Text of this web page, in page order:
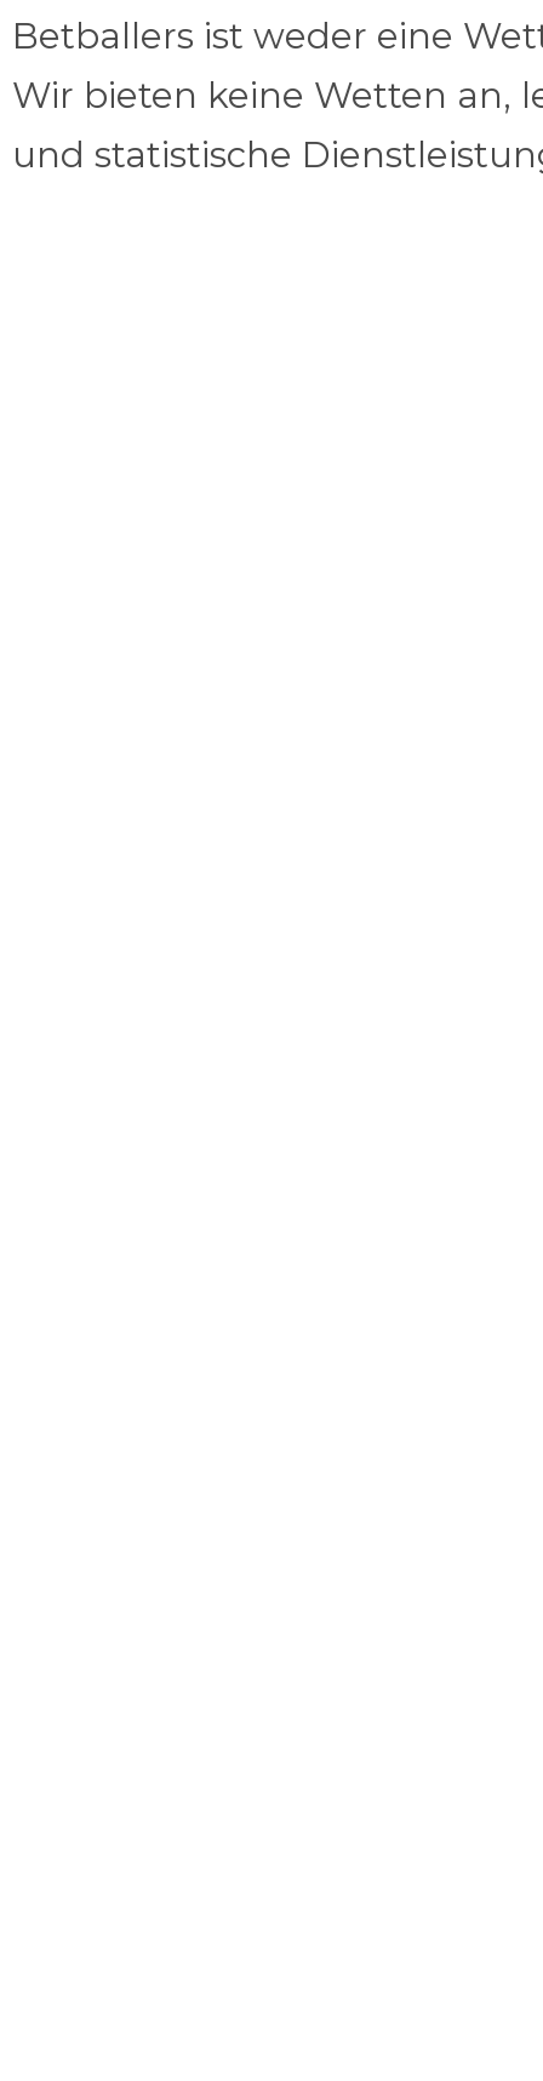
Betballers ist weder eine
Wir bieten keine Wetten an,
und statistische